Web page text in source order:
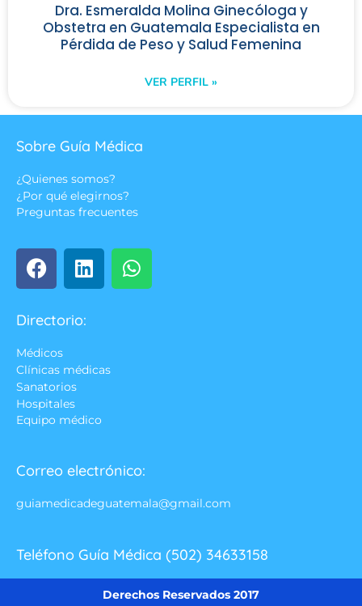
Dra. Esmeralda Molina Ginecóloga y
Obstetra en Guatemala Especialista en
Pérdida de Peso y Salud Femenina
VER PERFIL »
Sobre Guía Médica
¿Quienes somos?
¿Por qué elegirnos?
Preguntas frecuentes
Directorio:
Médicos
Clínicas médicas
Sanatorios
Hospitales
Equipo médico
Correo electrónico:
guiamedicadeguatemala@gmail.com
Teléfono Guía Médica (502) 34633158
Derechos Reservados 2017